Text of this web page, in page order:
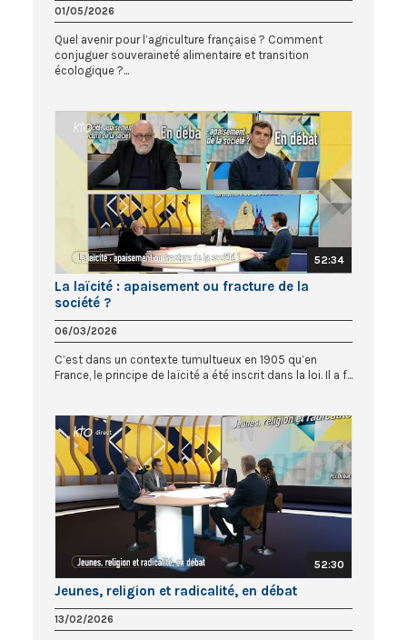
01/05/2026
Quel avenir pour l’agriculture française ? Comment
conjuguer souveraineté alimentaire et transition
écologique ?...
52:34
La laïcité : apaisement ou fracture de la
société ?
06/03/2026
C’est dans un contexte tumultueux en 1905 qu’en
France, le principe de laïcité a été inscrit dans la loi. Il a f...
52:30
Jeunes, religion et radicalité, en débat
13/02/2026